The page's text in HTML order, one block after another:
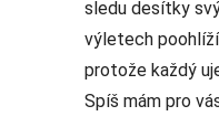
sledu desítky
výletech
protože každý
Spíš mám pro